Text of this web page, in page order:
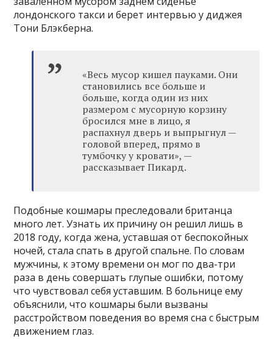
лондонского такси и берет интервью у диджея
Тони Блэкберна.
«Весь мусор кишел пауками. Они
становились все больше и
больше, когда один из них
размером с мусорную корзину
бросился мне в лицо, я
распахнул дверь и выпрыгнул —
головой вперед, прямо в
тумбочку у кровати», —
рассказывает Пикард.
Подобные кошмары преследовали британца
много лет. Узнать их причину он решил лишь в
2018 году, когда жена, уставшая от беспокойных
ночей, стала спать в другой спальне. По словам
мужчины, к этому времени он мог по два-три
раза в день совершать глупые ошибки, потому
что чувствовал себя уставшим. В больнице ему
объяснили, что кошмары были вызваны
расстройством поведения во время сна с быстрым
движением глаз.